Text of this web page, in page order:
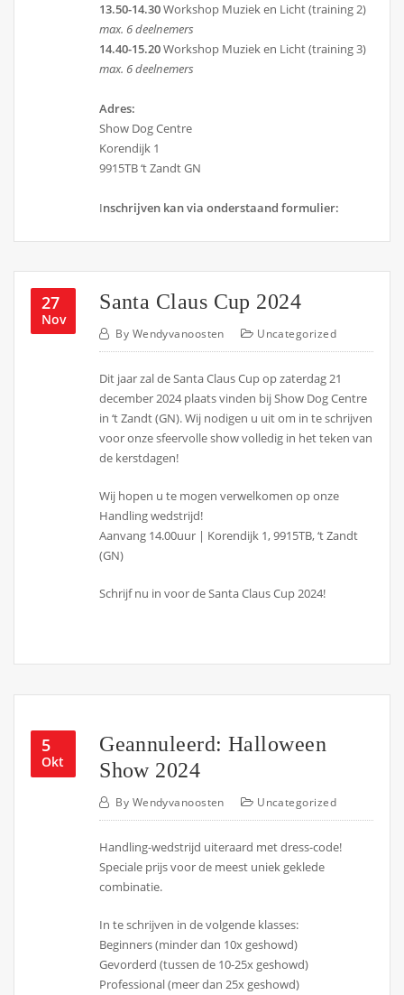
13.50-14.30Workshop Muziek en Licht (training 2)
max. 6 deelnemers
14.40-15.20Workshop Muziek en Licht (training 3)
max. 6 deelnemers
Adres:
Show Dog Centre
Korendijk 1
9915TB ‘t Zandt GN
Inschrijven kan via onderstaand formulier:
27
Nov
Santa Claus Cup 2024
By Wendyvanoosten Uncategorized
Dit jaar zal de Santa Claus Cup op zaterdag 21
december 2024 plaats vinden bij Show Dog Centre
in ‘t Zandt (GN). Wij nodigen u uit om in te schrijven
voor onze sfeervolle show volledig in het teken van
de kerstdagen!
Wij hopen u te mogen verwelkomen op onze
Handling wedstrijd!
Aanvang 14.00uur | Korendijk 1, 9915TB, ‘t Zandt
(GN)
Schrijf nu in voor de Santa Claus Cup 2024!
5
Okt
Geannuleerd: Halloween
Show 2024
By Wendyvanoosten Uncategorized
Handling-wedstrijd uiteraard met dress-code!
Speciale prijs voor de meest uniek geklede
combinatie.
In te schrijven in de volgende klasses:
Beginners (minder dan 10x geshowd)
Gevorderd (tussen de 10-25x geshowd)
Professional (meer dan 25x geshowd)